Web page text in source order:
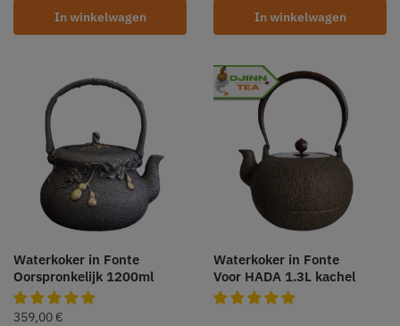
In winkelwagen In winkelwagen
Waterkoker in Fonte
Oorspronkelijk 1200ml
359,00 €
Waterkoker in Fonte
Voor HADA 1.3L kachel